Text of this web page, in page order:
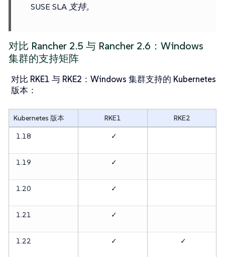
SUSE SLA 支持。
对比 Rancher 2.5 与 Rancher 2.6：Windows
集群的支持矩阵
对比 RKE1 与 RKE2：Windows 集群支持的 Kubernetes
版本 ：
Kubernetes 版本 RKE1
RKE2
1.18
✓
1.19 ✓
1.20 ✓
1.21 ✓
1.22 ✓ ✓